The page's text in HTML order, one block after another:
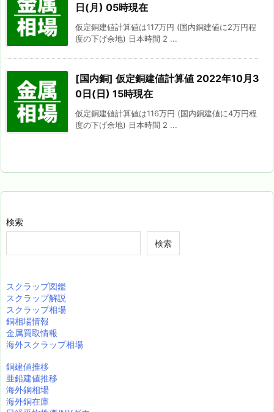
日(月) 05時現在
仮定銅建値計算値は117万円 (国内銅建値に2万円程
度の下げ余地) 日本時間 2 ...
[国内銅] 仮定銅建値計算値 2022年10月3
0日(日) 15時現在
仮定銅建値計算値は116万円 (国内銅建値に4万円程
度の下げ余地) 日本時間 2 ...
検索
検索
スクラップ図鑑
スクラップ解説
スクラップ相場
銅相場情報
金属買取情報
海外スクラップ相場
銅建値推移
亜鉛建値推移
海外銅相場
海外銅在庫